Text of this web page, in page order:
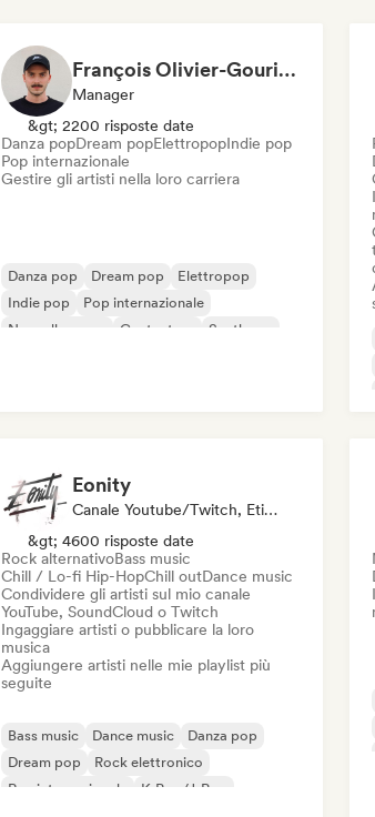
François Olivier-Gouriou
Manager
&gt; 2200 risposte date
Danza popDream popElettropopIndie pop
Pop internazionale
Gestire gli artisti nella loro carriera
Danza pop Dream pop
Elettropop
Indie pop
Pop internazionale
Nouvelle scene
Cantautore Synthpop
Eonity
Canale Youtube/Twitch, Etichetta, Curatore Di Playlist
&gt; 4600 risposte date
Rock alternativoBass music
Chill / Lo-fi Hip-HopChill outDance music
Condividere gli artisti sul mio canale
YouTube, SoundCloud o Twitch
Ingaggiare artisti o pubblicare la loro
musica
Aggiungere artisti nelle mie playlist più
seguite
Bass music Dance music
Danza pop
Dream pop
Rock elettronico
Rap internazionale
K-Pop/J-Pop